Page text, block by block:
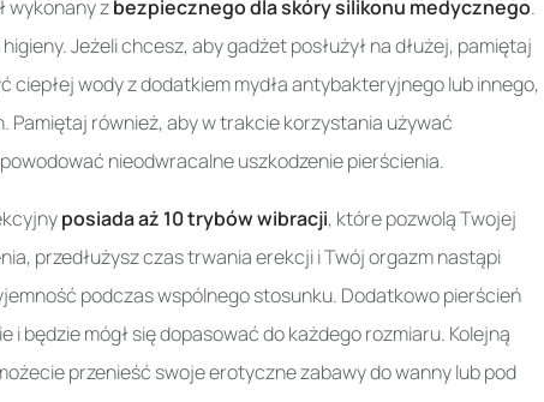
wykonany zbezpiecznego dla skóry silikonu medycznego.
Jeżeli chcesz, aby gadżet posłużył na dłużej, pamiętaj
wody z dodatkiem mydła antybakteryjnego lub innego,
również, aby w trakcie korzystania używać
nieodwracalne uszkodzenie pierścienia.
posiada aż 10 trybów wibracji, które pozwolą Twojej
przedłużysz czas trwania erekcji i Twój orgazm nastąpi
podczas wspólnego stosunku. Dodatkowo pierścień
będzie mógł się dopasować do każdego rozmiaru. Kolejną
przenieść swoje erotyczne zabawy do wanny lub pod